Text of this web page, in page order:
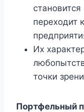
переходит
Их
точки
Портфельный